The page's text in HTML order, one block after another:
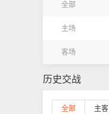
全部
主场
客场
历史交战
全部 主客